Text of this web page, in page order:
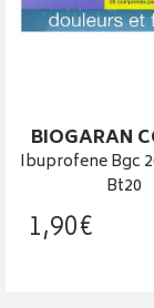
BIOGARAN
Ibuprofene Bgc
Bt20
1,90€